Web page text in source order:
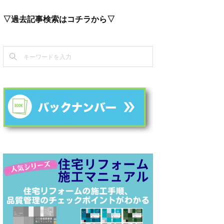
▽過去記事検索はコチラから▽